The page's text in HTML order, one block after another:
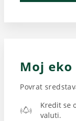
Moj
Povrat
Kredit se
valuti.